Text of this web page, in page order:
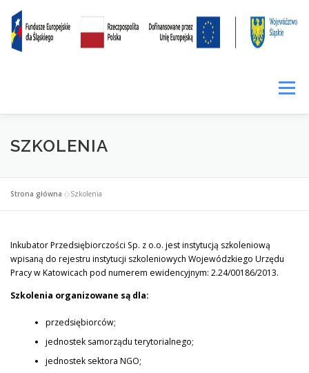
treści
treści
Menu
SIŁA KOMPETENCJI
WYNAJEM PROWADZENIE FACEBOOKA
WIRTUALNE BIURO FUNDUSZ POŻYCZKOWY
FIRMY W INKUBATORZE
PROJEKTY KONTAKT PYTANIE DO EKSPERTA
SZKOLENIA
Strona główna »Szkolenia
Inkubator Przedsiębiorczości Sp. z o.o. jest instytucją szkoleniową
wpisaną do rejestru instytucji szkoleniowych Wojewódzkiego Urzędu
Pracy w Katowicach pod numerem ewidencyjnym: 2.24/00186/2013.
Szkolenia organizowane są dla:
przedsiębiorców;
jednostek samorządu terytorialnego;
jednostek sektora NGO;